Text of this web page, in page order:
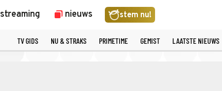
streaming nieuws stem nu!
TV GIDS NU & STRAKS PRIMETIME GEMIST LAATSTE NIEUWS